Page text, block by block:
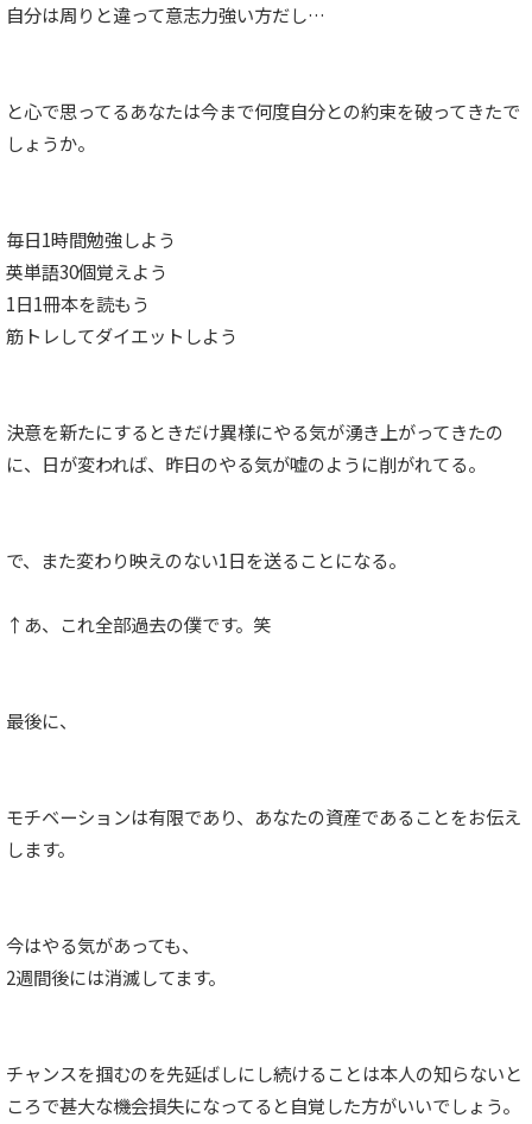
自分は周りと違って意志力強い方だし…
と心で思ってるあなたは今まで何度自分との約束を破ってきたで
しょうか。
毎日1時間勉強しよう
英単語30個覚えよう
1日1冊本を読もう
筋トレしてダイエットしよう
決意を新たにするときだけ異様にやる気が湧き上がってきたの
に、日が変われば、昨日のやる気が嘘のように削がれてる。
で、また変わり映えのない1日を送ることになる。
↑あ、これ全部過去の僕です。笑
最後に、
モチベーションは有限であり、あなたの資産であることをお伝え
します。
今はやる気があっても、
2週間後には消滅してます。
チャンスを掴むのを先延ばしにし続けることは本人の知らないと
ころで甚大な機会損失になってると自覚した方がいいでしょう。